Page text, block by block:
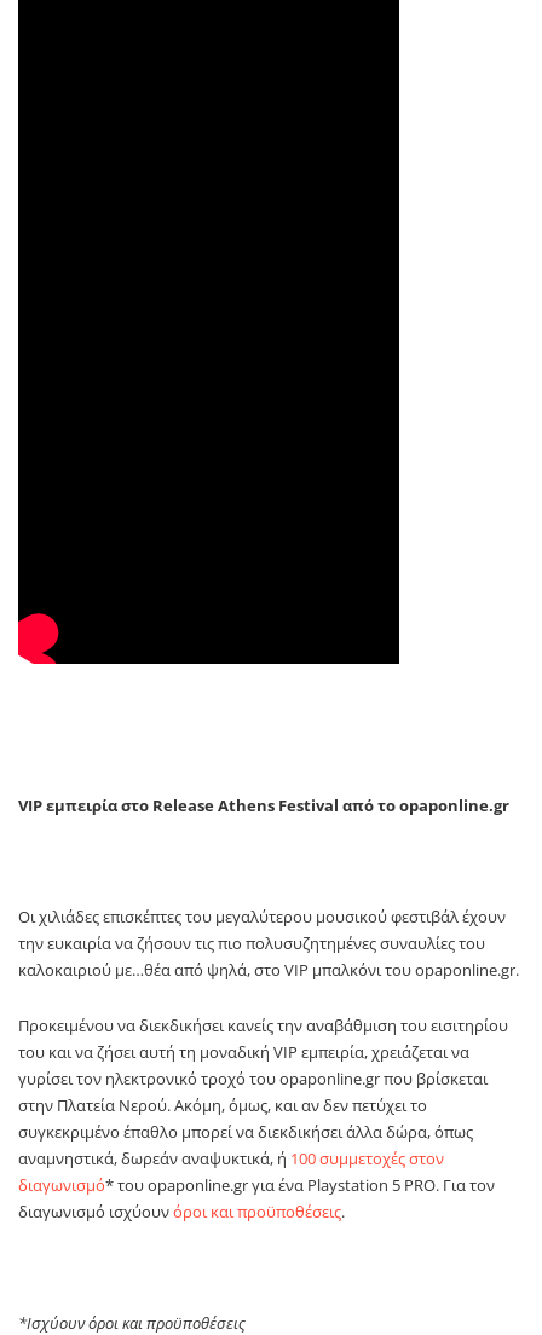
VIPεμπειρίαστο Release Athens Festival απότοopaponline.gr
Οι χιλιάδες επισκέπτες του μεγαλύτερου μουσικού φεστιβάλ έχουν
την ευκαιρία να ζήσουν τις πιο πολυσυζητημένες συναυλίες του
καλοκαιριού με…θέα από ψηλά, στο VIP μπαλκόνι τουopaponline.gr.
Προκειμένου να διεκδικήσει κανείς την αναβάθμιση του εισιτηρίου
του και να ζήσει αυτή τη μοναδική VIP εμπειρία, χρειάζεται να
γυρίσει τον ηλεκτρονικό τροχό τουopaponline.grπου βρίσκεται
στην Πλατεία Νερού. Ακόμη, όμως, και αν δεν πετύχει το
συγκεκριμένο έπαθλο μπορεί να διεκδικήσει άλλα δώρα, όπως
αναμνηστικά, δωρεάν αναψυκτικά, ή 100 συμμετοχές στον
διαγωνισμό* τουopaponline.grγια ένα Playstation 5 PRO. Για τον
διαγωνισμό ισχύουνόροι και προϋποθέσεις.
*Ισχύουν όροι και προϋποθέσεις